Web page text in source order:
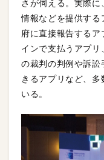
さが伺える。実際
情報などを提供する
府に直接報告するア
インで支払うアプ
の裁判の判例や訴訟
きるアプリなど、
いる。